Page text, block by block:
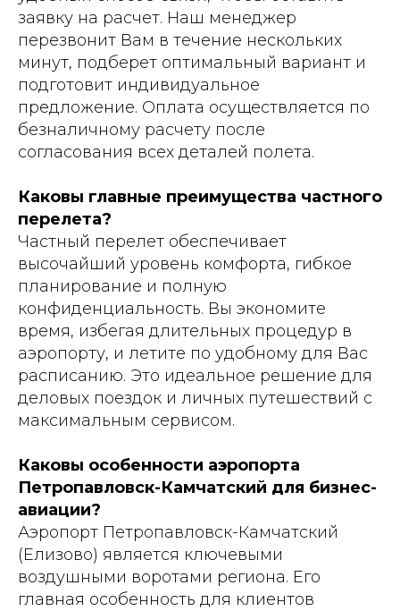
заявку на расчет. Наш менеджер
перезвонит Вам в течение нескольких
минут, подберет оптимальный вариант и
подготовит индивидуальное
предложение. Оплата осуществляется по
безналичному расчету после
согласования всех деталей полета.
Каковы главные преимущества частного
перелета?
Частный перелет обеспечивает
высочайший уровень комфорта, гибкое
планирование и полную
конфиденциальность. Вы экономите
время, избегая длительных процедур в
аэропорту, и летите по удобному для Вас
расписанию. Это идеальное решение для
деловых поездок и личных путешествий с
максимальным сервисом.
Каковы особенности аэропорта
Петропавловск-Камчатский для бизнес-
авиации?
Аэропорт Петропавловск-Камчатский
(Елизово) является ключевыми
воздушными воротами региона. Его
главная особенность для клиентов